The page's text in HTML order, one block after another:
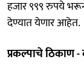
हजार ९९९ रुपये
देण्यात येणार आहेत.
प्रकल्पाचे ठिकाण